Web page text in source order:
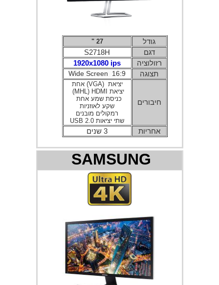
גודל 27 "
דגם
S2718H
רזולוציה
1920x1080 ips
תצוגה
Wide Screen 16:9
חיבורים
יציאת ‏ (VGA) אחת
יציאת
HDMI
‏ (
MHL
)
כניסת שמע אחת
שקע לאוזניות
רמקולים מובנים
שתי יציאות USB 2.0
אחריות 3 שנים
SAMSUNG